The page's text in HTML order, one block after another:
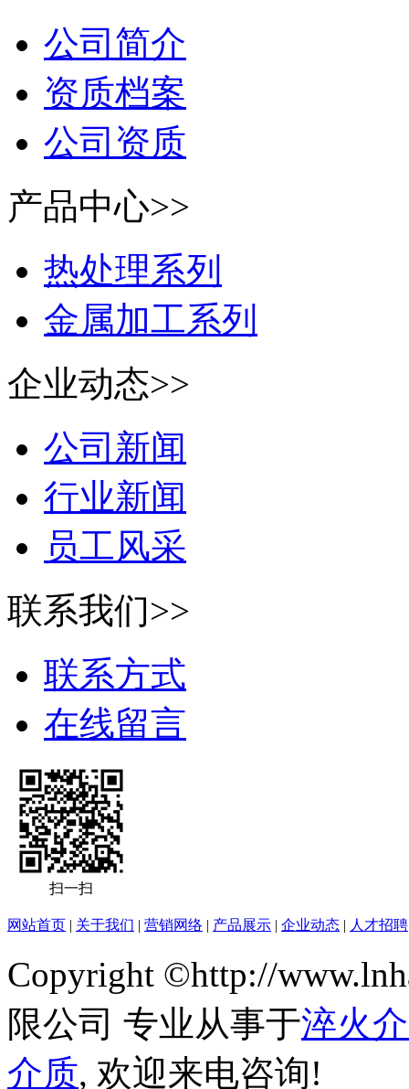
公司简介
资质档案
公司资质
产品中心>>
热处理系列
金属加工系列
企业动态>>
公司新闻
行业新闻
员工风采
联系我们>>
联系方式
在线留言
扫一扫
网站首页 | 关于我们 | 营销网络 | 产品展示 | 企业动态 | 人才招聘
Copyright ©http://
限公司 专业从事于淬火
介质, 欢迎来电咨询!